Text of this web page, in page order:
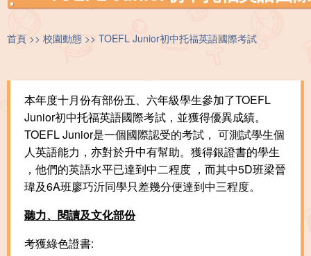
首頁 校園動態 TOEFL Junior初中托福英語國際考試
本年度十月份有部份五、六年級學生參加了TOEFL
Junior初中托福英語國際考試，並獲得優異成績。
TOEFL Junior是一個國際認受的考試， 可測試學生個
人英語能力，亦對於升中有幫助。獲得銀證書的學生
，他們的英語水平已達到中二程度 ，而其中5D班梁晉
瑋及6A班廖巧沂同學只差幾分便達到中三程度。
聽力、閱讀及文化部份
考獲綠色證書: